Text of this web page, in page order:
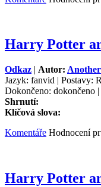
Harry Potter
Odkaz | Autor:
Jazyk: fanvid | Postavy:
Dokončeno: dokončeno
Shrnutí:
Klíčová slova:
Komentáře Hodnocení
Harry Potter